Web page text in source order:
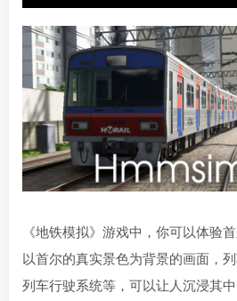
《地铁模拟》游戏中，你可以体验
以首尔的真实景色为背景的画面，
列车行驶系统等，可以让人沉浸其